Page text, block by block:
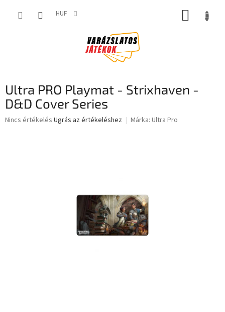
HUF KOSÁR
Ultra PRO Playmat - Strixhaven -
D&D Cover Series
A
Nincs értékelés Ugrás az értékeléshez Márka: Ultra Pro